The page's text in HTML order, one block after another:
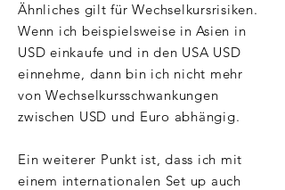
Ähnliches gilt für Wechselkursrisiken.
Wenn ich beispielsweise in Asien in
USD einkaufe und in den USA USD
einnehme, dann bin ich nicht mehr
von Wechselkursschwankungen
zwischen USD und Euro abhängig.
Ein weiterer Punkt ist, dass ich mit
einem internationalen Set up auch